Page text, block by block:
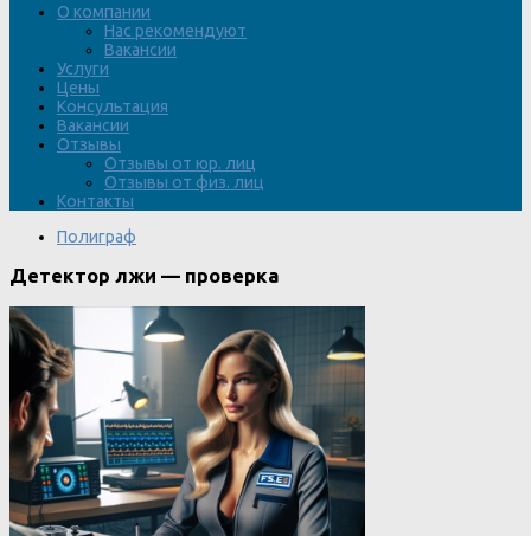
О компании
Нас рекомендуют
Вакансии
Услуги
Цены
Консультация
Вакансии
Отзывы
Отзывы от юр. лиц
Отзывы от физ. лиц
Контакты
Полиграф
Детектор лжи — проверка